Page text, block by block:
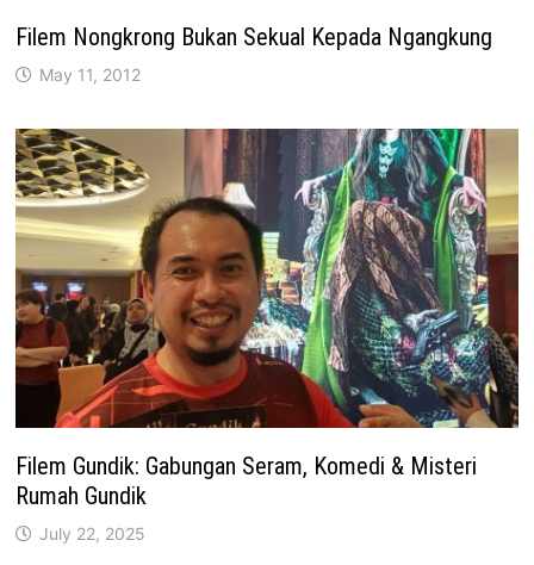
Filem Nongkrong Bukan Sekual Kepada Ngangkung
May 11, 2012
Filem Gundik: Gabungan Seram, Komedi & Misteri
Rumah Gundik
July 22, 2025